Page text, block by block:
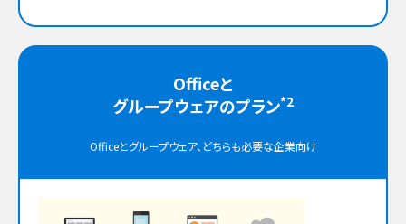
Officeと
グループウェアのプラン*2
Officeとグループウェア、どちらも必要な企業向け